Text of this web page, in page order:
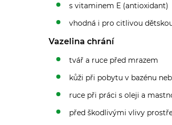
s vitaminem E (antioxidant)
vhodná i pro citlivou
Vazelina chrání
tvář a ruce před mrazem
kůži při pobytu v bazénu
ruce při práci s oleji a
před škodlivými vlivy